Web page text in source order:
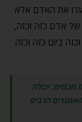
את האדם אלא
אדם כזה וכזה,
ביום כזה וכזה
יכולה
הרבים